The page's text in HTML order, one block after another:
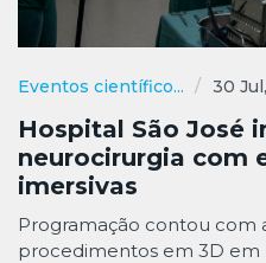
Eventos científico... 30
Hospital São José
neurocirurgia com
imersivas
Programação contou com
procedimentos em 3D em